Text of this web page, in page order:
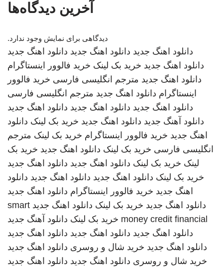
آخرین دیدگاه‌ها
دیدگاهی برای نمایش وجود ندارد.
دانلود اهنگ جدید دانلود اهنگ جدید دانلود اهنگ جدید
دانلود اهنگ جدید خرید بک لینک خرید فالوور اینستاگرام
دانلود اهنگ جدید مترجم انگلیسی فارسی خرید فالوور
اینستاگرام دانلود اهنگ جدید مترجم انگلیسی فارسی
دانلود اهنگ جدید دانلود اهنگ جدید دانلود اهنگ جدید
دانلود آهنگ جدید دانلود اهنگ جدید خرید بک لینک دانلود
اهنگ جدید خرید فالوور اینستاگرام خرید بک لینک مترجم
انگلیسی فارسی خرید بک لینک دانلود اهنگ جدید خرید بک
لینک خرید بک لینک دانلود اهنگ جدید دانلود اهنگ جدید
خرید بک لینک دانلود اهنگ جدید دانلود اهنگ جدید دانلود
اهنگ جدید خرید فالوور اینستاگرام دانلود اهنگ جدید
دانلود اهنگ جدید خرید بک لینک دانلود اهنگ جدید smart
money credit financial خرید بک لینک دانلود آهنگ جدید
دانلود اهنگ جدید دانلود اهنگ جدید دانلود اهنگ جدید
دانلود اهنگ جدید خرید شال و روسری دانلود اهنگ جدید
خرید شال و روسری دانلود اهنگ جدید دانلود اهنگ جدید